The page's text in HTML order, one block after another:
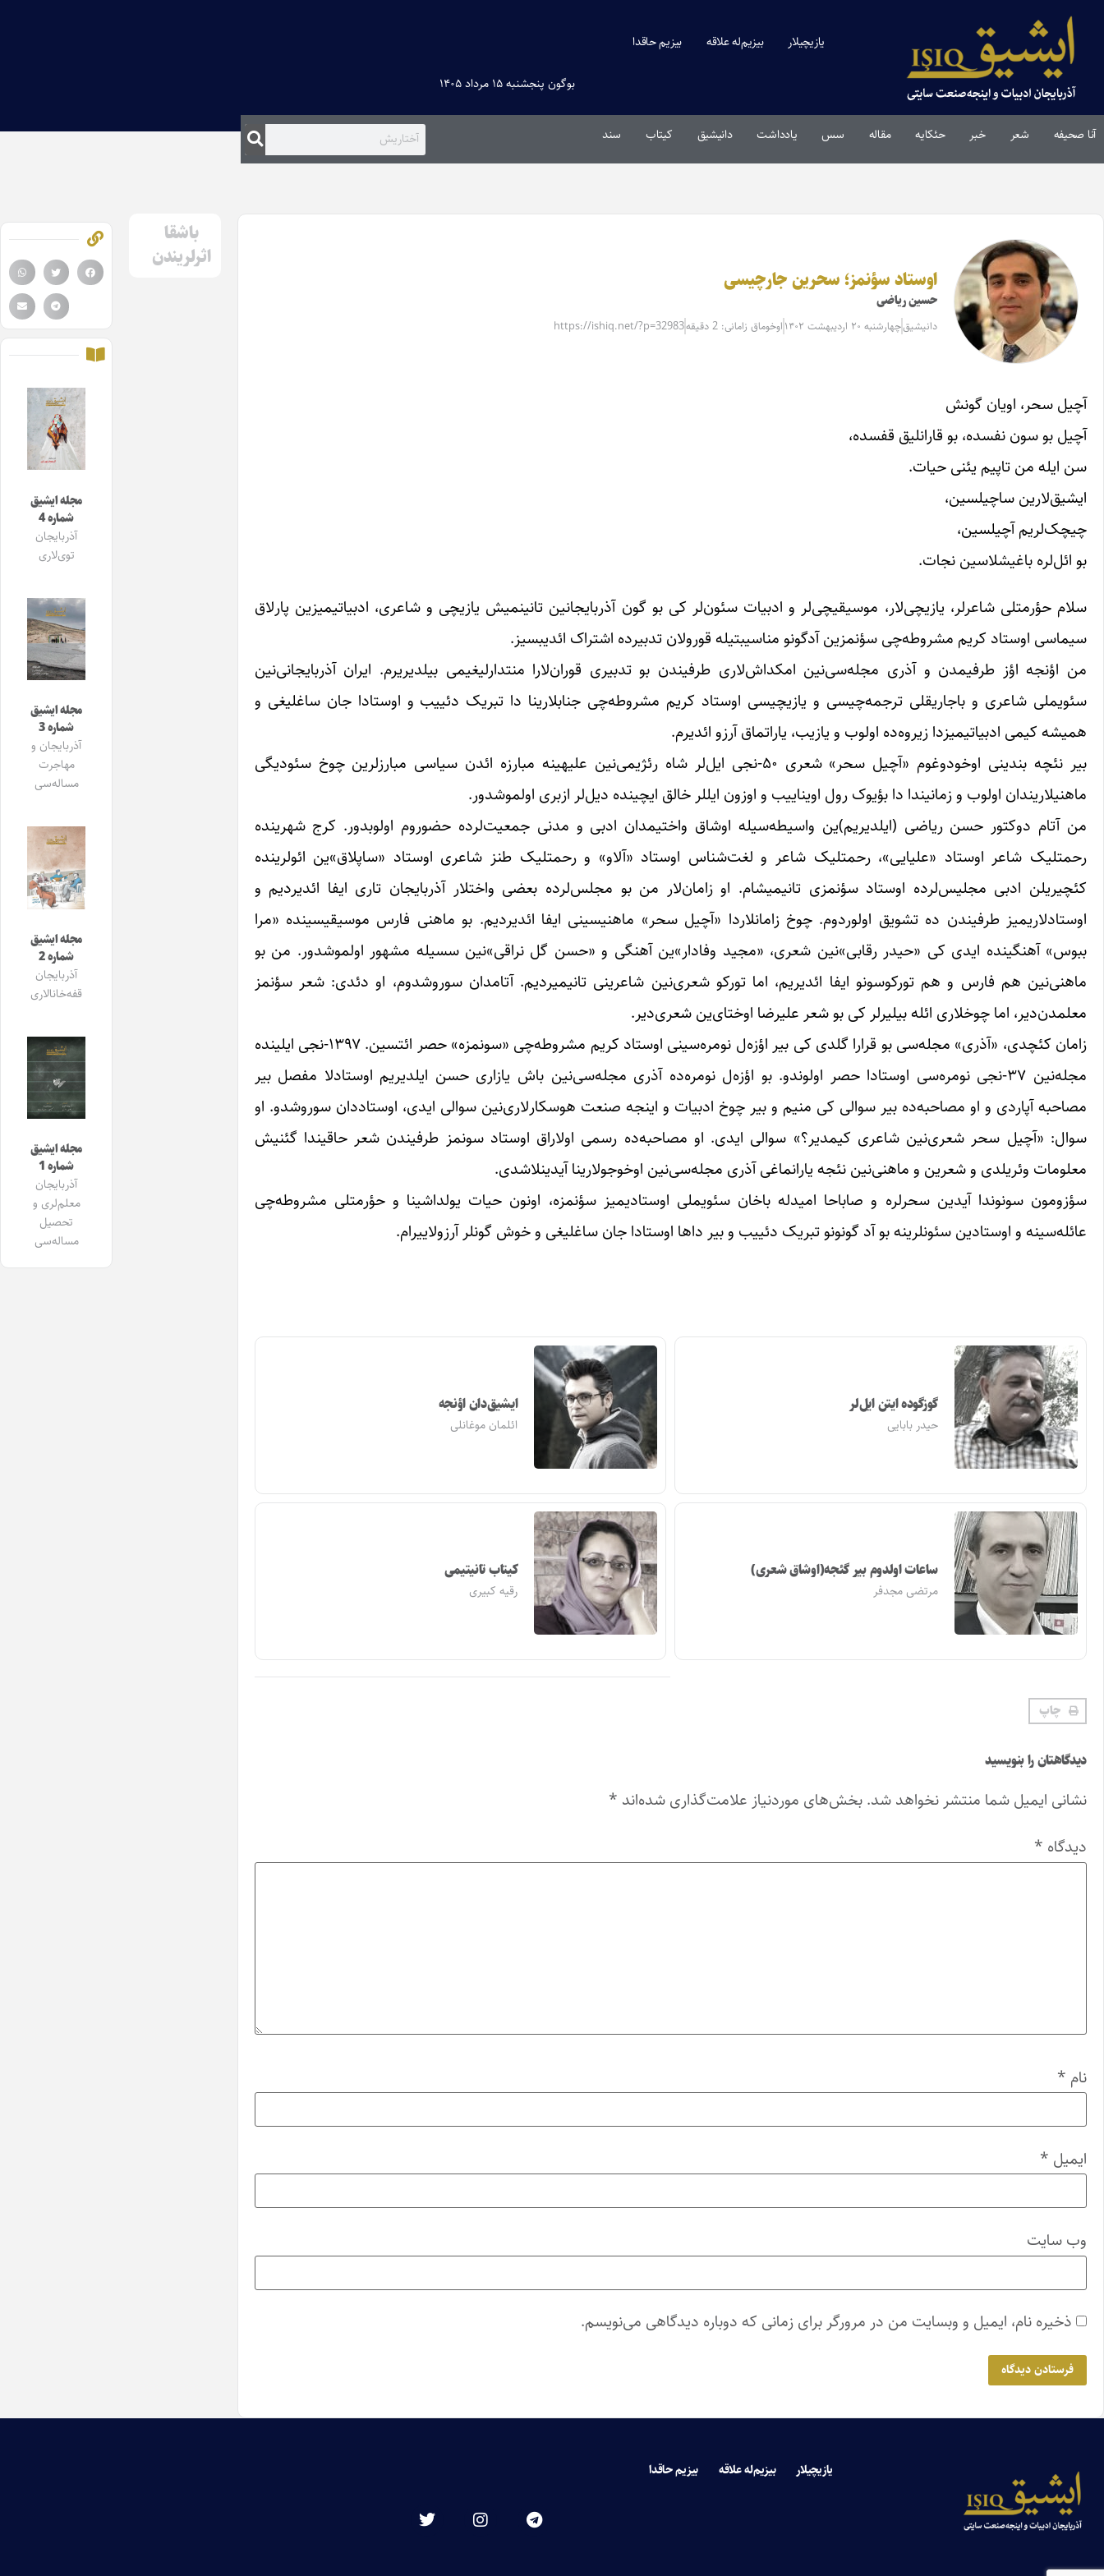
یازیچیلار بیزیم‌له علاقه بیزیم حاقدا
بوگون پنجشنبه ۱۵ مرداد ۱۴۰۵
آنا صحیفه شعر خبر حئکایه مقاله‌ سس یادداشت دانیشیق کیتاب سند
اوستاد سؤنمز؛ سحرین جارچیسی
حسین ریاضی
دانیشیقچهارشنبه ۲۰ اردیبهشت ۱۴۰۲ اوخوماق زامانی: 2 دقیقه https://ishiq.net/?p=32983
آچیل سحر، اویان گونش
آچیل بو سون نفسده، بو قارانلیق قفسده،
سن ایله من تاپیم یئنی حیات.
ایشیق‌لارین ساچیلسین،
چیچک‌‌لریم آچیلسین،
بو ائل‌‌لره باغیشلاسین نجات.
سلام حؤرمتلی شاعر‌لر، یازیچی‌لار، موسیقیچی‌لر و ادبیات سئون‌لر کی بو گون آذربایجانین تانینمیش یازیچی و شاعری، ادبیاتیمیزین پارلاق
سیماسی اوستاد کریم مشروطه‌چی سؤنمزین آدگونو مناسیبتیله قورولان تدبیرده اشتراک ائدیبسیز.
من اؤنجه اؤز طرفیمدن و آذری مجله‌سی‌نین امکداش‌لاری طرفیندن بو تدبیری قوران‌لارا منتدارلیغیمی بیلدیریرم. ایران آذربایجانی‌نین
سئویملی شاعری و باجاریقلی ترجمه‌چیسی و یازیچیسی اوستاد کریم مشروطه‌چی جنابلارینا دا تبریک دئییب و اوستادا جان ساغلیغی و
همیشه کیمی ادبیاتیمیزدا زیروه‌ده اولوب و یازیب، یاراتماق آرزو ائدیرم.
بیر نئچه بند‌ینی اوخودوغوم «آچیل سحر» شعری‌ ۵۰-نجی ایل‌لر شاه رئژیمی‌نین علیهینه مبارزه ائدن سیاسی مبارز‌لرین چوخ سئودیگی
ماهنیلاریندان اولوب و زمانیندا دا بؤیوک رول اویناییب و اوزون ایللر خالق ایچینده دیل‌لر ازبری اولموشدور.
من آتام دوکتور حسن ریاضی (ایلدیریم)ین واسیطه‌سیله اوشاق واختیمدان ادبی و مدنی جمعیت‌لرده حضوروم اولوبدور. کرج شهرینده
رحمتلیک شاعر اوستاد «علیایی»، رحمتلیک شاعر و لغت‌شناس اوستاد «آلاو» و رحمتلیک طنز شاعری اوستاد «ساپلاق»ین ائو‌لرینده
کئچیریلن ادبی مجلیس‌‌لرده اوستاد سؤنمزی تانیمیشام. او زامان‌لار من بو مجلس‌‌لرده بعضی واختلار آذربایجان تاری ایفا ائدیردیم و
اوستادلاریمیز طرفیندن ده تشویق اولوردوم. چوخ زامانلاردا «آچیل سحر» ماهنیسینی ایفا ائدیردیم. بو ماهنی فارس موسیقیسینده «مرا
ببوس» آهنگینده ایدی کی «حیدر رقابی»نین شعری، «مجید وفادار»ین آهنگی و «حسن گل نراقی»نین سسیله مشهور اولموشدور. من بو
ماهنی‌نین هم فارس و هم تورکوسونو ایفا ائدیریم، اما تورکو شعری‌نین شاعرینی تانیمیردیم. آتامدان سوروشدوم، او دئدی: شعر سؤنمز
معلمدن‌دیر، اما چوخلاری ائله بیلیرلر کی بو شعر علیرضا اوختای‌ین شعری‌دیر.
زامان کئچدی، «آذری» مجله‌سی بو قرارا گلدی کی بیر اؤزه‌ل نومره‌سینی اوستاد کریم مشروطه‌چی «سونمزه» حصر ائتسین. ۱۳۹۷-نجی ایلینده
مجله‌نین ۳۷-نجی نومره‌سی اوستادا حصر اولوندو. بو اؤزه‌ل نومره‌ده آذری مجله‌سی‌نین باش یازاری حسن ایلدیریم اوستادلا مفصل بیر
مصاحبه آپاردی و او مصاحبه‌ده بیر سوالی کی منیم و بیر چوخ ادبیات و اینجه صنعت هوسکار‌لاری‌نین سوالی ایدی، اوستاددان سوروشدو. او
سوال: «آچیل سحر شعری‌نین شاعری کیمدیر؟» سوالی ایدی. او مصاحبه‌ده رسمی او‌لاراق اوستاد سونمز طرفیندن شعر حاقیندا گئنیش
معلومات وئریلدی و شعرین و ماهنی‌نین نئجه یارانماغی آذری مجله‌سی‌نین اوخوجو‌لارینا آیدینلاشدی.
سؤزومون سونوندا آیدین سحر‌لره و صاباحا امیدله باخان سئویملی اوستادیمیز سؤنمزه، اونون حیات یولداشینا و حؤرمتلی مشروطه‌چی
عائله‌سینه و اوستادین سئونلرینه بو آد گونونو تبریک دئییب و بیر داها اوستادا جان ساغلیغی و خوش گونلر آرزولاییرام.
گوزگوده ایتن ایل‌لر
حیدر بابایی
ایشیق‌دان اؤنجه
ائلمان موغانلی
ساعات اولدوم بیر گئجه(اوشاق شعری)
مرتضی مجدفر
کیتاب تانیتیمی
رقیه کبیری
چاپ
دیدگاهتان را بنویسید
نشانی ایمیل شما منتشر نخواهد شد. بخش‌های موردنیاز علامت‌گذاری شده‌اند *
دیدگاه *
نام *
ایمیل *
وب‌ سایت
ذخیره نام، ایمیل و وبسایت من در مرورگر برای زمانی که دوباره دیدگاهی می‌نویسم.
باشقا
اثرلریندن
مجله ایشیق
شماره 4
آذربایجان
توی‌لاری
مجله ایشیق
شماره 3
آذربایجان و
مهاجرت
مساله‌سی
مجله ایشیق
شماره 2
آذربایجان
قفه‌خانالاری
مجله ایشیق
شماره 1
آذربایجان
معلم‌لری و
تحصیل
مساله‌سی
یازیچیلار بیزیم‌له علاقه بیزیم حاقدا